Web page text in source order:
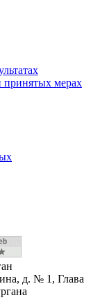
принятых мерах
д. № 1, Глава